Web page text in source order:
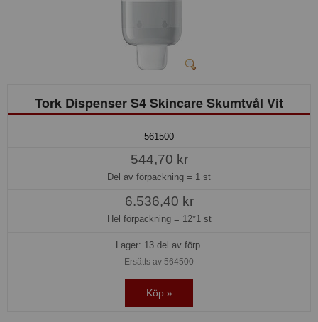
Tork Dispenser S4 Skincare Skumtvål Vit
561500
544,70 kr
Del av förpackning = 1 st
6.536,40 kr
Hel förpackning = 12*1 st
Lager: 13 del av förp.
Ersätts av 564500
Köp »